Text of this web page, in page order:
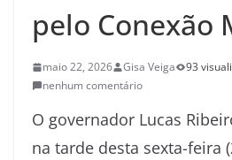
pelo Conexão
maio 22, 2026 Gisa Veiga
93
nenhum comentário
O governador Lucas
na tarde desta sexta-feira